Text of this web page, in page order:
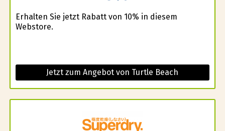
Erhalten Sie jetzt Rabatt von 10% in diesem
Webstore.
Jetzt zum Angebot von Turtle Beach